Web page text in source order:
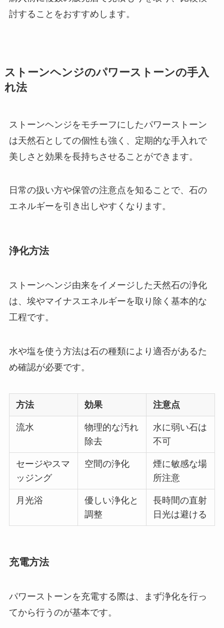
討することをおすすめします。
ストーンヘンジのパワーストーンの手入
れ法
ストーンヘンジをモチーフにしたパワーストーン
は天然石としての個性も強く、定期的な手入れで
美しさと効果を長持ちさせることができます。
日常の扱い方や保管の注意点を知ることで、石の
エネルギーを引き出しやすくなります。
浄化方法
ストーンヘンジ由来をイメージした天然石の浄化
は、埃やマイナスエネルギーを取り除く基本的な
工程です。
水や塩を使う方法は石の種類により適否があるた
め確認が必要です。
方法 効果 注意点
流水
物理的な汚れ
除去
水に弱い石は
不可
セージやスマ
ッジング
空間の浄化
煙に敏感な場
所注意
月光浴
優しい浄化と
調整
長時間の直射
日光は避ける
充電方法
パワーストーンを充電する際は、まず浄化を行っ
てから行うのが基本です。